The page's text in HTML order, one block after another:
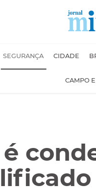
SEGURANÇA CIDADE
CAMPO